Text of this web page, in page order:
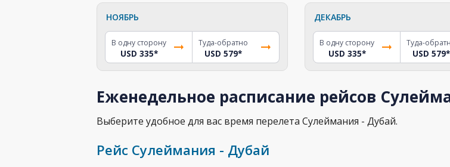
НОЯБРЬ
В одну сторону
USD 335*
Туда-обратно
USD 579*
ДЕКАБРЬ
В одну сторону
USD 335*
Туда-
USD 579*
Еженедельное расписание рейсов
Выберите удобное для вас время перелета Сулеймания - Дубай.
Рейс Сулеймания - Дубай